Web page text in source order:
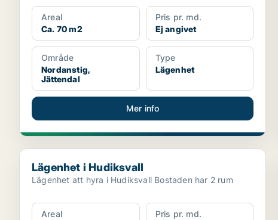
Areal
Ca. 70 m2
Pris pr. md.
Ej angivet
Område
Nordanstig,
Jättendal
Type
Lägenhet
Mer info
Lägenhet i Hudiksvall
Lägenhet i Hudiksvall
Lägenhet att hyra i Hudiksvall Bostaden har 2 rum
Areal
Pris pr. md.